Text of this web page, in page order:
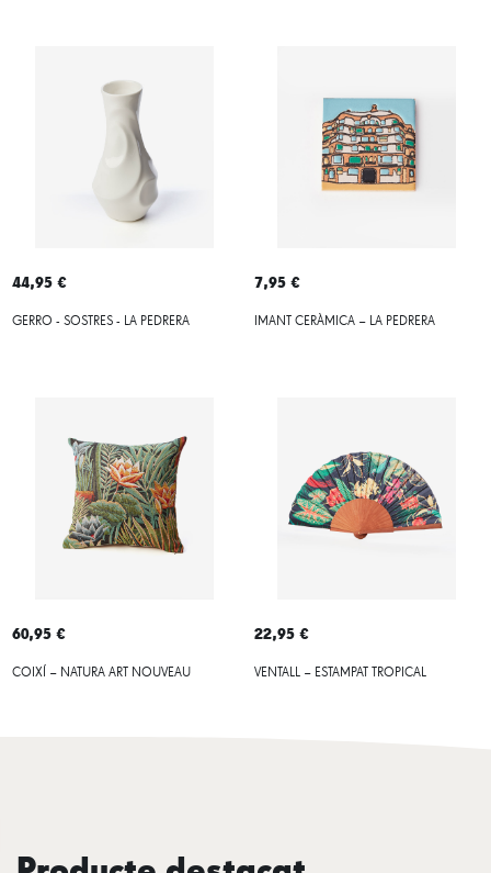
44,95 €
GERRO - SOSTRES - LA PEDRERA
7,95 €
IMANT CERÀMICA – LA PEDRERA
60,95 €
COIXÍ – NATURA ART NOUVEAU
22,95 €
VENTALL – ESTAMPAT TROPICAL